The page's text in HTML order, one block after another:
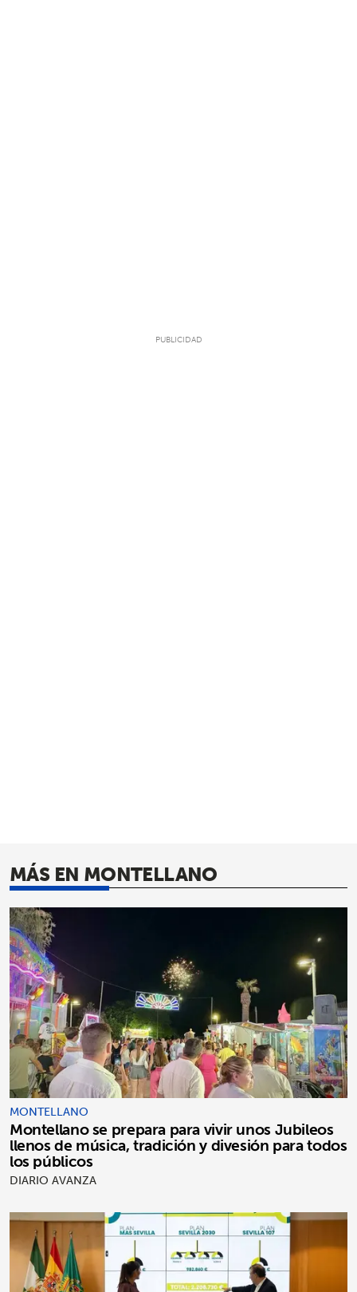
MÁS EN MONTELLANO
MONTELLANO
Montellano se prepara para vivir unos Jubileos
llenos de música, tradición y divesión para todos
los públicos
DIARIO AVANZA